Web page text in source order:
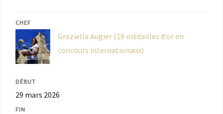
CHEF
Graziella Augier (18 médailles d’or en
concours internationaux)
DÉBUT
29 mars 2026
FIN